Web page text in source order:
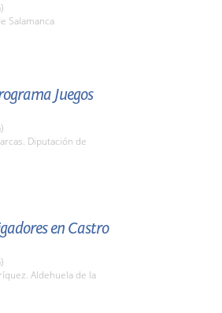
Salamanca
Juegos
Diputación de
en Castro
Aldehuela de la